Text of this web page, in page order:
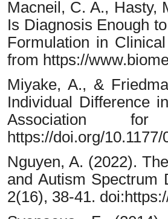
Macneil, C. A., Hasty,
Is Diagnosis Enough
Formulation in
from https://
Miyake, A., &
Individual Difference
Association
https://doi.org/
Nguyen, A. (2022).
and Autism Spectrum
2(16), 38-41.